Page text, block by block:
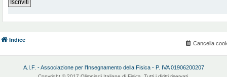
Iscriviti
Indice
Cancella
A.I.F. - Associazione per l'Insegnamento della Fisica - P. IVA 01906200207